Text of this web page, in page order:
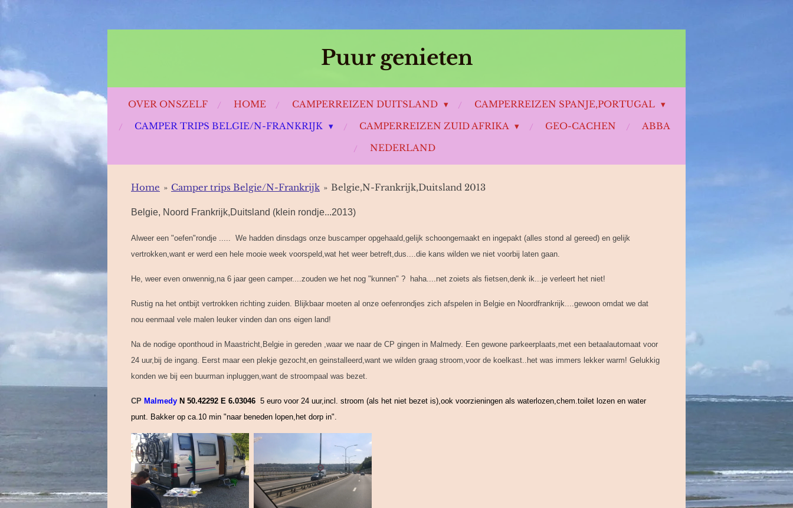
hoofdinhoud
Puur genieten
OVER ONSZELF HOME CAMPERREIZEN DUITSLAND
CAMPERREIZEN SPANJE,PORTUGAL
CAMPER TRIPS BELGIE/N-FRANKRIJK
CAMPERREIZEN ZUID AFRIKA GEO-CACHEN
ABBA
NEDERLAND
Home » Camper trips Belgie/N-Frankrijk » Belgie,N-Frankrijk,Duitsland 2013
Belgie, Noord Frankrijk,Duitsland (klein rondje...2013)
Alweer een "oefen"rondje ..... We hadden dinsdags onze buscamper opgehaald,gelijk schoongemaakt en ingepakt (alles stond al gereed) en gelijk
vertrokken,want er werd een hele mooie week voorspeld,wat het weer betreft,dus....die kans wilden we niet voorbij laten gaan.
He, weer even onwennig,na 6 jaar geen camper....zouden we het nog "kunnen" ? haha....net zoiets als fietsen,denk ik...je verleert het niet!
Rustig na het ontbijt vertrokken richting zuiden. Blijkbaar moeten al onze oefenrondjes zich afspelen in Belgie en Noordfrankrijk....gewoon omdat we dat
nou eenmaal vele malen leuker vinden dan ons eigen land!
Na de nodige oponthoud in Maastricht,Belgie in gereden ,waar we naar de CP gingen in Malmedy. Een gewone parkeerplaats,met een betaalautomaat voor
24 uur,bij de ingang. Eerst maar een plekje gezocht,en geinstalleerd,want we wilden graag stroom,voor de koelkast..het was immers lekker warm! Gelukkig
konden we bij een buurman inpluggen,want de stroompaal was bezet.
CP Malmedy N 50.42292 E 6.03046 5 euro voor 24 uur,incl. stroom (als het niet bezet is),ook voorzieningen als waterlozen,chem.toilet lozen en water
punt. Bakker op ca.10 min "naar beneden lopen,het dorp in".